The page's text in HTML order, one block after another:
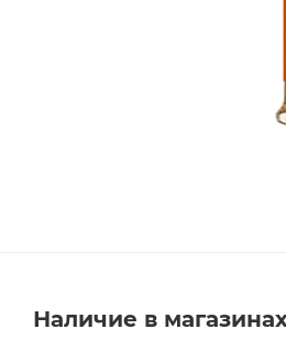
Наличие в